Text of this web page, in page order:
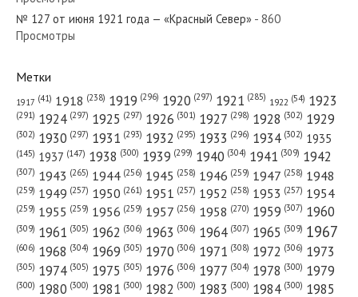
№ 132 от июня 1975 года —
№ 127 от июня 1921 года — «Красный Север» - 860
Просмотры
Метки
1917 (41) 1918 (238) 1919 (296) 1920 (297) 1921 (285) 1922 (54) 1923
(291) 1924 (297) 1925 (297) 1926 (301) 1927 (298) 1928 (302) 1929
(302) 1930 (297) 1931 (293) 1932 (295) 1933 (296) 1934 (302) 1935
(145) 1937 (147) 1938 (300) 1939 (299) 1940 (304) 1941 (309) 1942
(307) 1943 (265) 1944 (256) 1945 (258) 1946 (259) 1947 (258) 1948
(259) 1949 (257) 1950 (261) 1951 (257) 1952 (258) 1953 (257) 1954
(259) 1955 (259) 1956 (259) 1957 (256) 1958 (270) 1959 (307) 1960
(309) 1961 (305) 1962 (306) 1963 (306) 1964 (307) 1965 (309) 1967
(606) 1968 (304) 1969 (305) 1970 (306) 1971 (308) 1972 (306) 1973
(305) 1974 (305) 1975 (305) 1976 (306) 1977 (304) 1978 (300) 1979
(300) 1980 (300) 1981 (300) 1982 (300) 1983 (300) 1984 (300) 1985